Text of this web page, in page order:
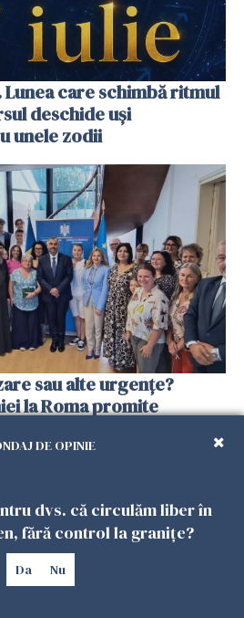
care schimbă ritmul
deschide uși
unele zodii
sau alte urgențe?
la Roma promite
DE OPINIE
dvs. că circulăm liber în
fără control la granițe?
Da Nu